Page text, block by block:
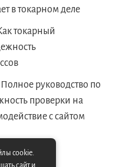
в токарном деле
токарный
Полное руководство по
проверки на
с сайтом
cookie.
сайт и